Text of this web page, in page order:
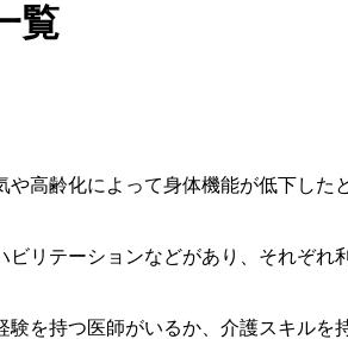
覧
高齢化によって身体機能が低下し
リテーションなどがあり、それぞれ
を持つ医師がいるか、介護スキルを